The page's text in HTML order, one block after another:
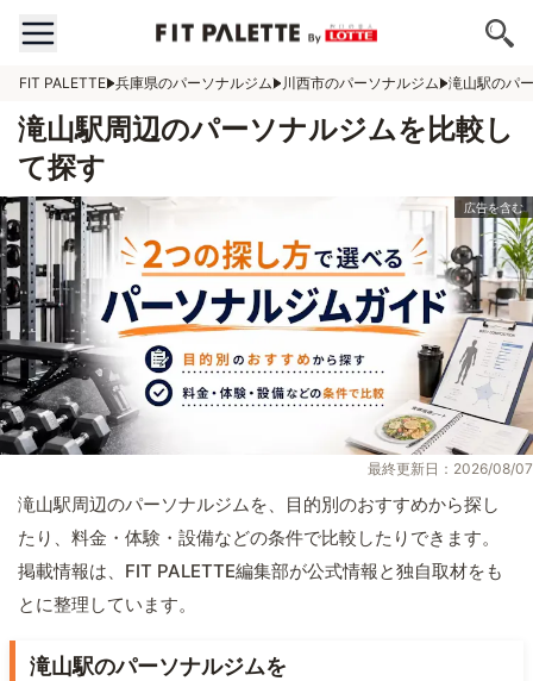
FIT PALETTE 兵庫県のパーソナルジム 川西市のパーソナルジム 滝山駅のパ
滝山駅周辺のパーソナルジムを比較し
て探す
最終更新日：2026/08/07
滝山駅周辺のパーソナルジムを、目的別のおすすめから探し
たり、料金・体験・設備などの条件で比較したりできます。
掲載情報は、FIT PALETTE編集部が公式情報と独自取材をも
とに整理しています。
滝山駅のパーソナルジムを